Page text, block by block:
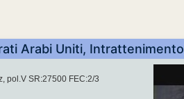
Arabi Uniti,
pol.V SR:27500 FEC:2/3